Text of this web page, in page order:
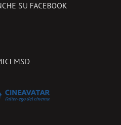
SU FACEBOOK
MSD